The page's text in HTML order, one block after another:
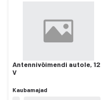
Antennivõimendi autole, 12
V
Kaubamajad